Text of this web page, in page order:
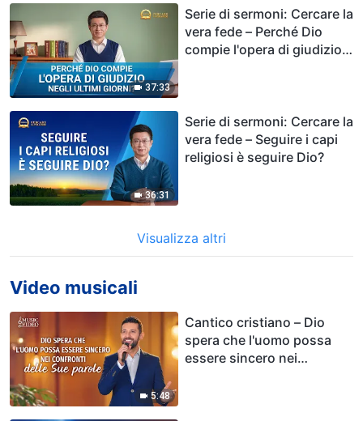
37:33
Serie di sermoni: Cercare la
vera fede – Perché Dio
compie l'opera di giudizio
36:31
Serie di sermoni: Cercare la
vera fede – Seguire i capi
religiosi è seguire Dio?
Visualizza altri
Video musicali
5:48
Cantico cristiano – Dio
spera che l'uomo possa
essere sincero nei